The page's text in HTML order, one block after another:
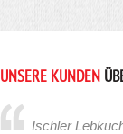
UNSERE KUNDEN
Ischler